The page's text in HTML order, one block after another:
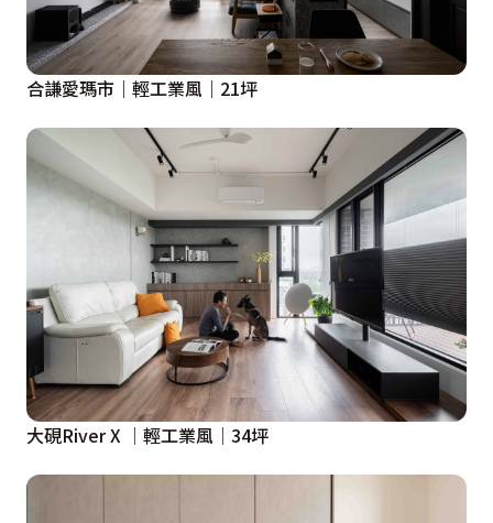
合謙愛瑪市｜輕工業風｜21坪
大硯River X │輕工業風│34坪